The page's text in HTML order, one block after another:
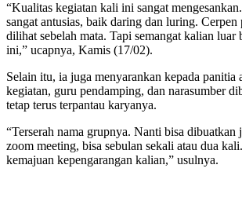
“Kualitas kegiatan kali ini sangat
sangat antusias, baik daring dan luring. Cerpen
dilihat sebelah mata. Tapi semangat kalian luar
ini,” ucapnya, Kamis (17/02).
Selain itu, ia juga menyarankan kepada panitia
kegiatan, guru pendamping, dan narasumber
tetap terus terpantau karyanya.
“Terserah nama grupnya. Nanti bisa dibuatkan
zoom meeting, bisa sebulan sekali atau dua
kemajuan kepengarangan kalian,” usulnya.